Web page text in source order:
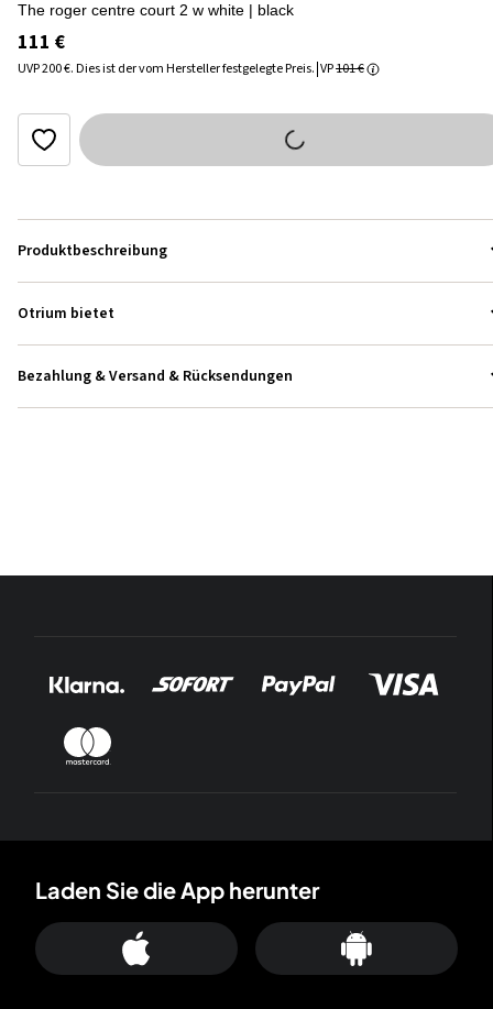
the roger centre court 2 w white | black
111 €
UVP200 €.Dies ist der vom Hersteller festgelegte Preis. VP101 €
Produktbeschreibung
Otrium bietet
Bezahlung & Versand & Rücksendungen
Laden Sie die App herunter